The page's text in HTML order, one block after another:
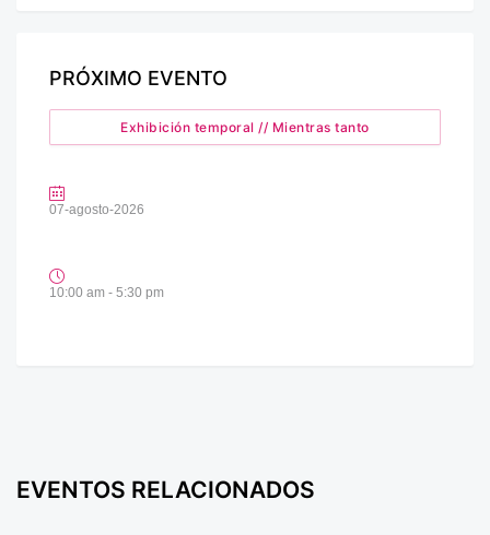
PRÓXIMO EVENTO
Exhibición temporal // Mientras tanto
07-agosto-2026
10:00 am - 5:30 pm
EVENTOS RELACIONADOS